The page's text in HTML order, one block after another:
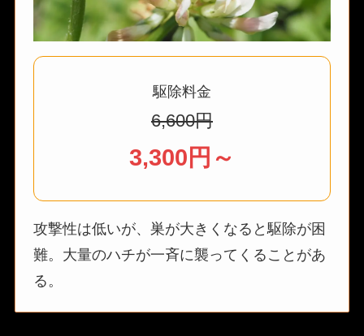
駆除料金
6,600円
3,300円～
攻撃性は低いが、巣が大きくなると駆除が困
難。大量のハチが一斉に襲ってくることがあ
る。